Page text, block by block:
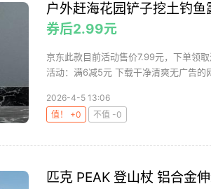
户外赶海花园铲子挖土钓
券后2.99元
京东此款目前活动售价7.99元，下单领
活动：满6减5元 下载干净清爽无广告的
2026-4-5 13:06
值！ +0
不值 -0
匹克 PEAK 登山杖 铝合金